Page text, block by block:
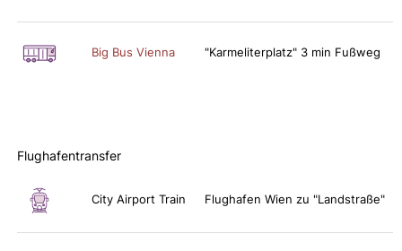
Big Bus Vienna "Karmeliterplatz" 3 min Fußweg
Flughafentransfer
City Airport Train Flughafen Wien zu "Landstraße"